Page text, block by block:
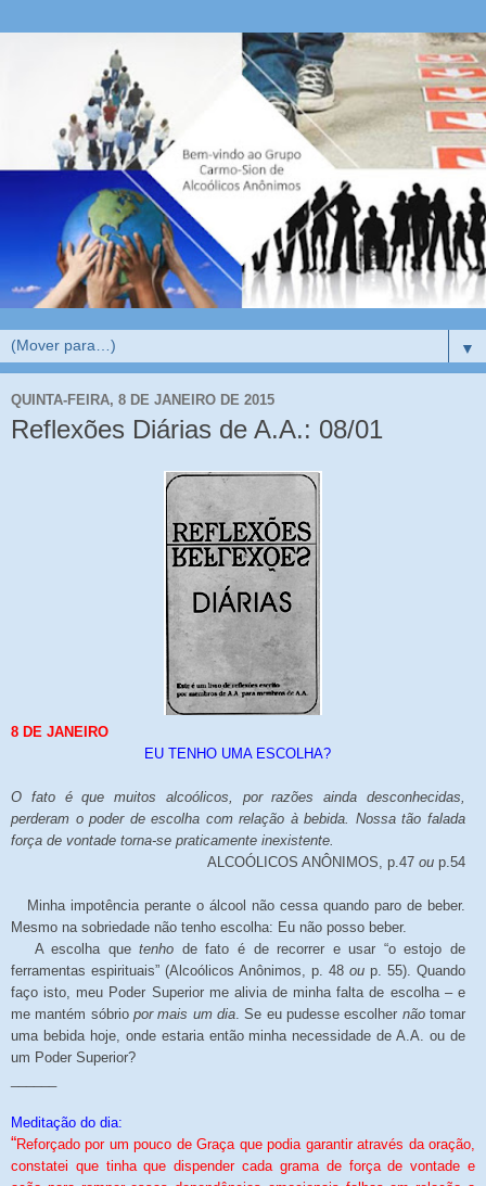
▼
QUINTA-FEIRA, 8 DE JANEIRO DE 2015
Reflexões Diárias de A.A.: 08/01
8 DE JANEIRO
EU TENHO UMA ESCOLHA?
O fato é que muitos alcoólicos, por razões ainda desconhecidas,
perderam o poder de escolha com relação à bebida. Nossa tão falada
força de vontade torna-se praticamente inexistente.
ALCOÓLICOS ANÔNIMOS, p.47 oup.54
Minha impotência perante o álcool não cessa quando paro de beber.
Mesmo na sobriedade não tenho escolha: Eu não posso beber.
A escolha quetenho de fato é de recorrer e usar “o estojo de
ferramentas espirituais” (Alcoólicos Anônimos, p. 48 oup. 55). Quando
faço isto, meu Poder Superior me alivia de minha falta de escolha – e
me mantém sóbrio por mais um dia. Se eu pudesse escolher nãotomar
uma bebida hoje, onde estaria então minha necessidade de A.A. ou de
um Poder Superior?
Meditação do dia:
“Reforçado por um pouco de Graça que podia garantir através da oração,
constatei que tinha que dispender cada grama de força de vontade e